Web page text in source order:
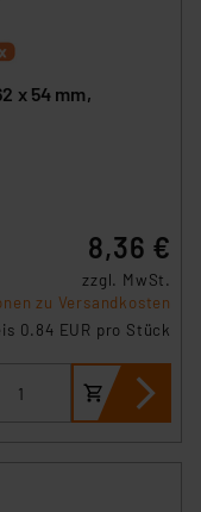
x 54 mm,
8,36 €
zzgl. MwSt.
zu Versandkosten
0.84 EUR pro Stück